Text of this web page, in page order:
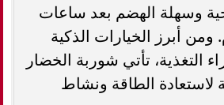
وسهلة الهضم بعد ساعات
أبرز الخيارات الذكية
التغذية، تأتي شوربة الخضار
لاستعادة الطاقة ونشاط